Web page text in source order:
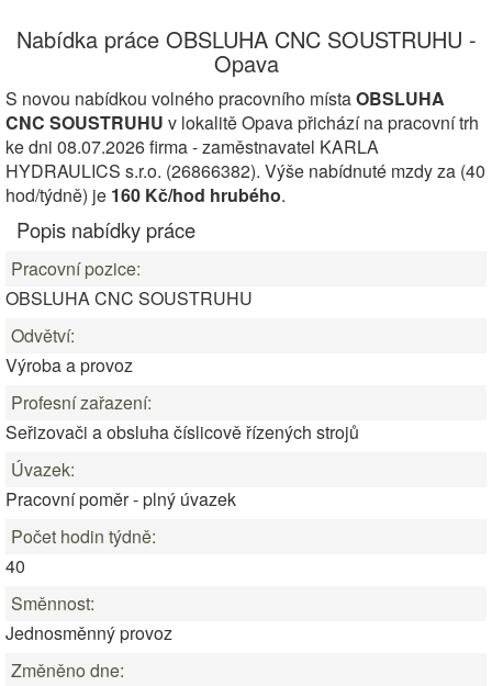
Nabídka práce OBSLUHA CNC SOUSTRUHU -
Opava
S novou nabídkou volného pracovního místaOBSLUHA
CNC SOUSTRUHU v lokalitě Opava přichází na pracovní trh
ke dni 08.07.2026 firma - zaměstnavatel KARLA
HYDRAULICS s.r.o. (26866382). Výše nabídnuté mzdy za (40
hod/týdně) je 160 Kč/hod hrubého.
Popis nabídky práce
Pracovní pozice:
OBSLUHA CNC SOUSTRUHU
Odvětví:
Výroba a provoz
Profesní zařazení:
Seřizovači a obsluha číslicově řízených strojů
Úvazek:
Pracovní poměr - plný úvazek
Počet hodin týdně:
40
Směnnost:
Jednosměnný provoz
Změněno dne: